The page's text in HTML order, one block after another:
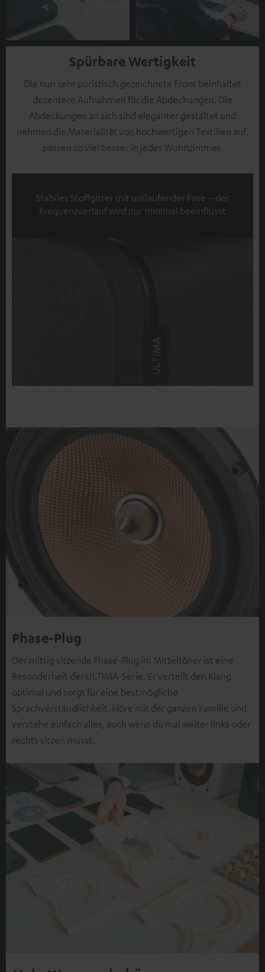
Spürbare Wertigkeit
Die nun sehr puristisch gezeichnete Front beinhaltet
dezentere Aufnahmen für die Abdeckungen. Die
Abdeckungen an sich sind eleganter gestaltet und
nehmen die Materialität von hochwertigen Textilien auf,
passen so viel besser in jedes Wohnzimmer.
Stabiles Stoffgitter mit umlaufender Fase – der
Frequenzverlauf wird nur minimal beeinflusst
Phase-Plug
Der mittig sitzende Phase-Plug im Mitteltöner ist eine
Besonderheit der ULTIMA-Serie. Er verteilt den Klang
optimal und sorgt für eine bestmögliche
Sprachverständlichkeit. Höre mit der ganzen Familie und
verstehe einfach alles, auch wenn du mal weiter links oder
rechts sitzen musst.